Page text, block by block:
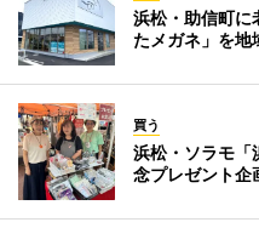
浜松・助信町
たメガネ」を地
買う
浜松・ソラモ
念プレゼント企